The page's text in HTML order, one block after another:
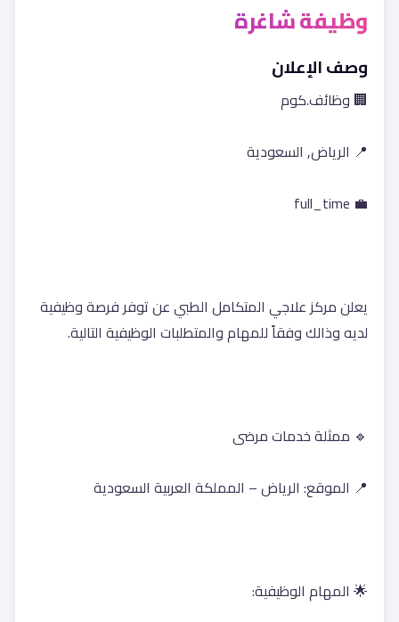
وظيفة شاغرة
وصف الإعلان
🏢 وظائف.كوم
📍 الرياض, السعودية
💼 full_time
لديه وذالك وفقاً للمهام والمتطلبات الوظيفية التالية.
🔹 ممثلة خدمات مرضى
📍 الموقع: الرياض – المملكة العربية السعودية
🌟 المهام الوظيفية: